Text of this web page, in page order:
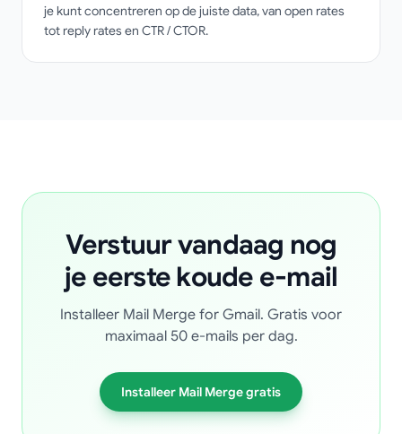
je kunt concentreren op de juiste data, van open rates
tot reply rates en CTR / CTOR.
Verstuur vandaag nog
je eerste koude e-mail
Installeer Mail Merge for Gmail. Gratis voor
maximaal 50 e-mails per dag.
Installeer Mail Merge gratis